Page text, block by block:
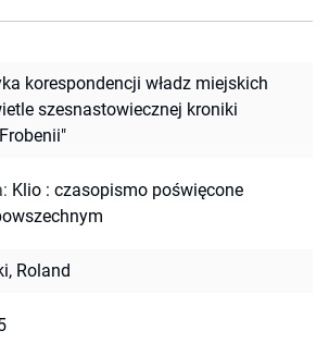
korespondencji władz miejskich
szesnastowiecznej kroniki
: Klio : czasopismo poświęcone
Roland